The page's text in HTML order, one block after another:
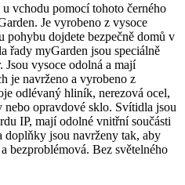
vchodu pomocí tohoto černého
Je vyrobeno z vysoce
dojdete bezpečně domů v
řady myGarden jsou speciálně
vysoce odolná a mají
je navrženo a vyrobeno z
odlévaný hliník, nerezová ocel,
opravdové sklo. Svítidla jsou
IP, mají odolné vnitřní součásti
doplňky jsou navrženy tak, aby
bezproblémová. Bez světelného